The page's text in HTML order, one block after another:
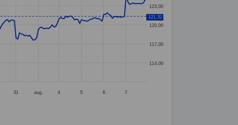
31 aug. 4 5 6 7
114,00
117,00
120,00
123,00
121,32